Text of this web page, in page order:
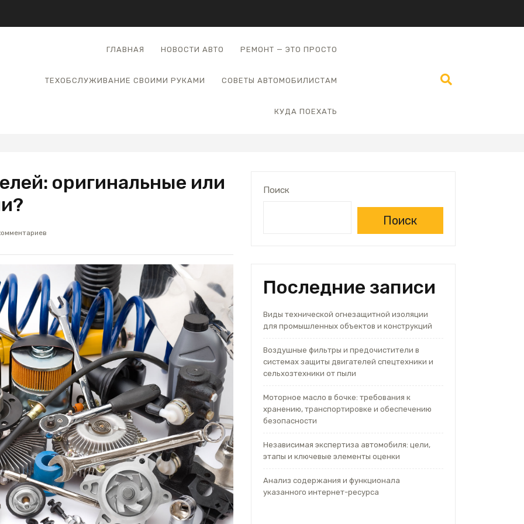
ГЛАВНАЯ НОВОСТИ АВТО РЕМОНТ — ЭТО ПРОСТО
ТЕХОБСЛУЖИВАНИЕ СВОИМИ РУКАМИ СОВЕТЫ АВТОМОБИЛИСТАМ
КУДА ПОЕХАТЬ
оригинальные или
Поиск
Поиск
Последние записи
Виды технической огнезащитной изоляции
для промышленных объектов и конструкций
Воздушные фильтры и предочистители в
системах защиты двигателей спецтехники и
сельхозтехники от пыли
Моторное масло в бочке: требования к
хранению, транспортировке и обеспечению
безопасности
Независимая экспертиза автомобиля: цели,
этапы и ключевые элементы оценки
Анализ содержания и функционала
указанного интернет-ресурса